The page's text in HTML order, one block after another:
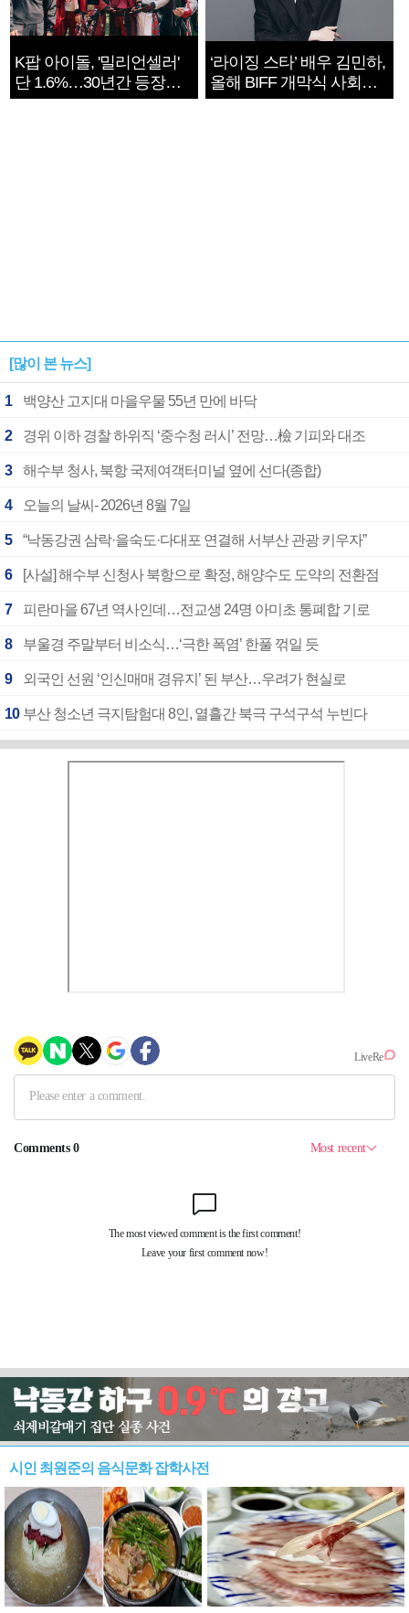
K팝 아이돌, '밀리언셀러'
단 1.6%…30년간 등장
1182개팀 전수조사
‘라이징 스타’ 배우 김민하,
올해 BIFF 개막식 사회자
확정
[많이 본 뉴스]
1 백양산 고지대 마을우물 55년 만에 바닥
2 경위 이하 경찰 하위직 ‘중수청 러시’ 전망…檢 기피와 대조
3 해수부 청사, 북항 국제여객터미널 옆에 선다(종합)
4 오늘의 날씨- 2026년 8월 7일
5 “낙동강권 삼락·을숙도·다대포 연결해 서부산 관광 키우자”
6 [사설] 해수부 신청사 북항으로 확정, 해양수도 도약의 전환점
7 피란마을 67년 역사인데…전교생 24명 아미초 통폐합 기로
8 부울경 주말부터 비소식…‘극한 폭염’ 한풀 꺾일 듯
9 외국인 선원 ‘인신매매 경유지’ 된 부산…우려가 현실로
10 부산 청소년 극지탐험대 8인, 열흘간 북극 구석구석 누빈다
시인 최원준의 음식문화 잡학사전